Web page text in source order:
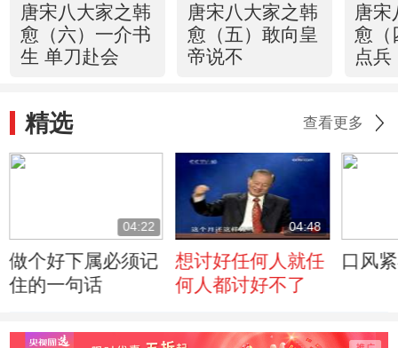
唐宋八大家之韩
愈（六）一介书
生 单刀赴会
唐宋八大家之韩
愈（五）敢向皇
帝说不
唐宋
愈（
点兵
精选 查看更多
04:22
做个好下属必须记
住的一句话
04:48
想讨好任何人就任
何人都讨好不了
口风